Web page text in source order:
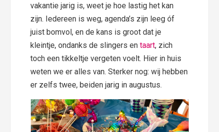
vakantie jarig is, weet je hoe lastig het kan
zijn. Iedereen is weg, agenda’s zijn leeg óf
juist bomvol, en de kans is groot dat je
kleintje, ondanks de slingers entaart, zich
toch een tikkeltje vergeten voelt. Hier in huis
weten we er alles van. Sterker nog: wij hebben
er zelfs twee, beiden jarig in augustus.